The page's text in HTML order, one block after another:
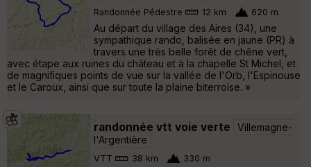
Randonnée Pédestre 12 km 620 m
Au départ du village des Aires (34), une
sympathique rando, balisée en jaune (PR) à
travers une très belle forêt de chêne vert,
avec étape aux ruines du château et à la chapelle St Michel, et
de magnifiques points de vue sur la vallée de l'Orb, l'Espinouse
et le Caroux, ainsi que sur toute la plaine biterroise. »
randonnée vtt voie verte
Villemagne-
l'Argentière
VTT 38 km 330 m